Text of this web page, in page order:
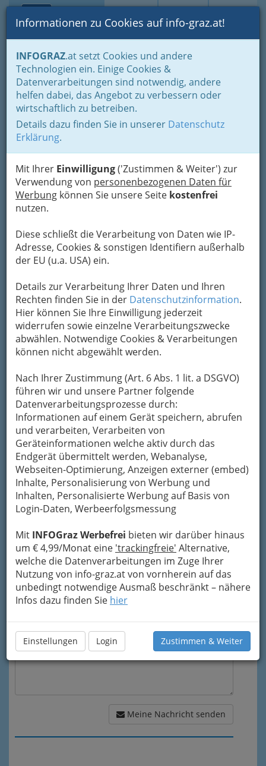
Suche Login Toggle
Informationen zu Cookies auf info-graz.at!
INFOGRAZ.at setzt Cookies und andere
Technologien ein. Einige Cookies &
Datenverarbeitungen sind notwendig, andere
helfen dabei, das Angebot zu verbessern oder
wirtschaftlich zu betreiben.
Details dazu finden Sie in unserer Datenschutz
Erklärung.
Mit Ihrer Einwilligung('Zustimmen & Weiter') zur
Verwendung von personenbezogenen Daten für
Werbung können Sie unsere Seite kostenfrei
nutzen.
Diese schließt die Verarbeitung von Daten wie IP-
Adresse, Cookies & sonstigen Identifiern außerhalb
der EU (u.a. USA) ein.
Details zur Verarbeitung Ihrer Daten und Ihren
Rechten finden Sie in der Datenschutzinformation.
Hier können Sie Ihre Einwilligung jederzeit
widerrufen sowie einzelne Verarbeitungszwecke
abwählen. Notwendige Cookies & Verarbeitungen
können nicht abgewählt werden.
Nach Ihrer Zustimmung (Art. 6 Abs. 1 lit. a DSGVO)
führen wir und unsere Partner folgende
Datenverarbeitungsprozesse durch:
Informationen auf einem Gerät speichern, abrufen
und verarbeiten, Verarbeiten von
Geräteinformationen welche aktiv durch das
Endgerät übermittelt werden, Webanalyse,
Webseiten-Optimierung, Anzeigen externer (embed)
Inhalte, Personalisierung von Werbung und
Inhalten, Personalisierte Werbung auf Basis von
Login-Daten, Werbeerfolgsmessung
Mit INFOGraz Werbefrei bieten wir darüber hinaus
um € 4,99/Monat eine 'trackingfreie' Alternative,
welche die Datenverarbeitungen im Zuge Ihrer
Nutzung von info-graz.at von vornherein auf das
unbedingt notwendige Ausmaß beschränkt – nähere
Infos dazu finden Sie hier
Einstellungen Login Zustimmen & Weiter
Home Lifestyle
Feste feiern
Der schönste Tag im Leben für viele
Reisebüros für die Flitterwochen
Land Steiermark,
Steiermärkische
Landesbahnen
Eggenberger Straße 20, 8020 Graz
+43 316 812 5810
+43 316 8125 8181
Karte
Kontaktaufnahme
Um die Info-Graz Firmenvor Spam-Mails zu
bewahren, verwenden wir an dieser Stelle zur
Formular. Ihre Nachricht wird nach dem
Absenden umgehend per Mail an das
Unternehmen Land Steiermark, Steiermärkische
Landesbahnen weitergeleitet.
Mein Name
Meine Email Adresse
Mein Betreff
Meine Nachricht
Meine Nachricht senden